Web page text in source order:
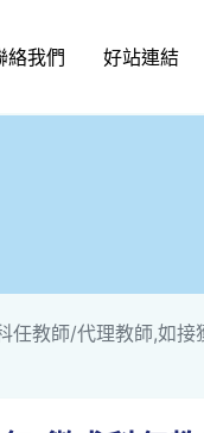
絡我們 好站連結
任教師/代理教師,如